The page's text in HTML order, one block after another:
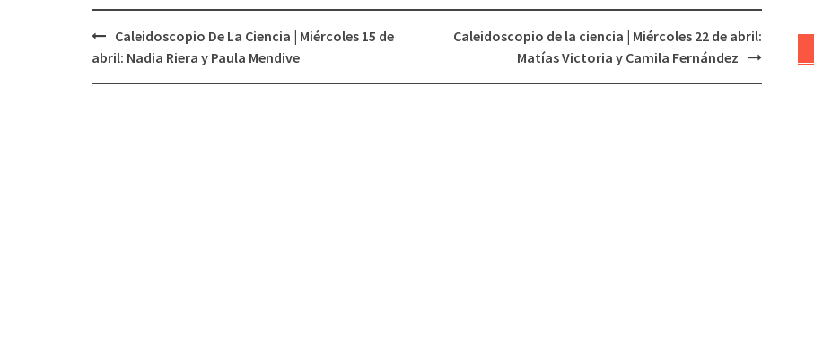
el
volumen.
Navegación
Caleidoscopio De La Ciencia | Miércoles 15 de
abril: Nadia Riera y Paula Mendive
Caleidoscopio de la ciencia | Miércoles 22 de abril:
Matías Victoria y Camila Fernández